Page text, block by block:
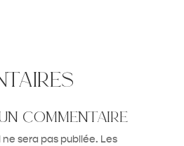
commentaire
sera pas publiée. Les